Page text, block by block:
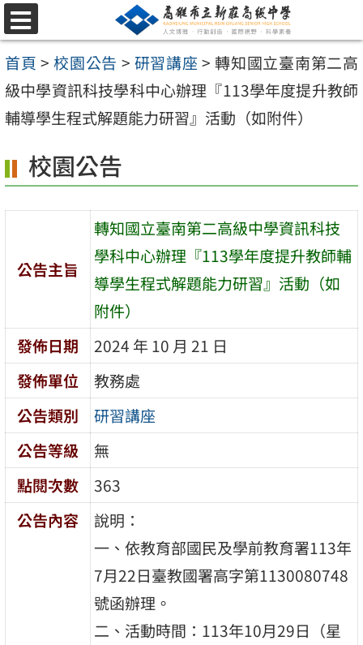
跳
至
主
要
內
區
選
單
首頁 > 校園公告 > 研習講座 > 轉知國立臺南第二高
級中學資訊科技學科中心辦理『113學年度提升教師
輔導學生程式解題能力研習』活動（如附件）
校園公告
公告主旨
轉知國立臺南第二高級中學資訊科技
學科中心辦理『113學年度提升教師輔
導學生程式解題能力研習』活動（如
附件）
發佈日期
2024 年 10 月 21 日
發佈單位
教務處
公告類別
研習講座
公告等級
無
點閱次數
363
公告內容
說明：
一、依教育部國民及學前教育署113年
7月22日臺教國署高字第1130080748
號函辦理。
二、活動時間：113年10月29日（星